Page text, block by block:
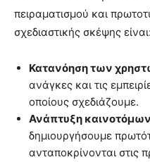
πειραματισμού και
σχεδιαστικής σκέψης είναι:
Κατανόηση των
ανάγκες και τις
οποίους σχεδιάζουμε.
Ανάπτυξη
δημιουργήσουμε
ανταποκρίνονται στις